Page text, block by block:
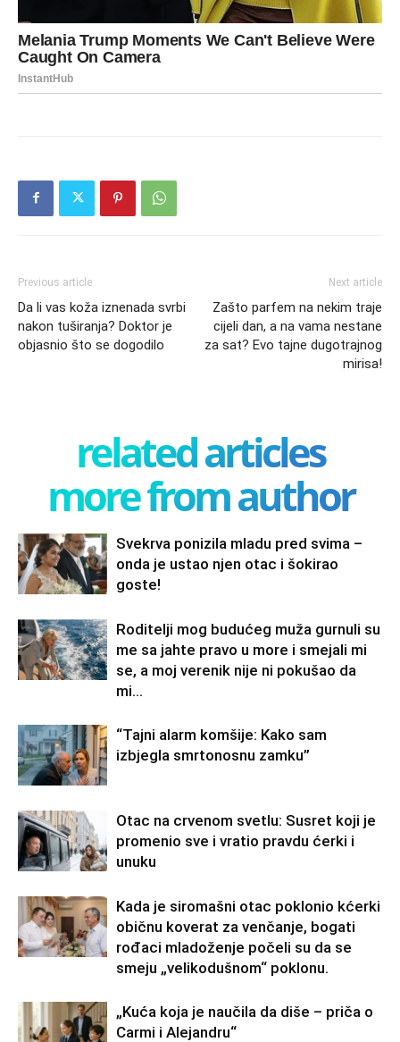
Previous article
Da li vas koža iznenada svrbi
nakon tuširanja? Doktor je
objasnio što se dogodilo
Next article
Zašto parfem na nekim traje
cijeli dan, a na vama nestane
za sat? Evo tajne dugotrajnog
mirisa!
related articles
more from author
Svekrva ponizila mladu pred svima –
onda je ustao njen otac i šokirao
goste!
Roditelji mog budućeg muža gurnuli su
me sa jahte pravo u more i smejali mi
se, a moj verenik nije ni pokušao da
mi...
“Tajni alarm komšije: Kako sam
izbjegla smrtonosnu zamku”
Otac na crvenom svetlu: Susret koji je
promenio sve i vratio pravdu ćerki i
unuku
Kada je siromašni otac poklonio kćerki
običnu koverat za venčanje, bogati
rođaci mladoženje počeli su da se
smeju „velikodušnom“ poklonu.
„Kuća koja je naučila da diše – priča o
Carmi i Alejandru“